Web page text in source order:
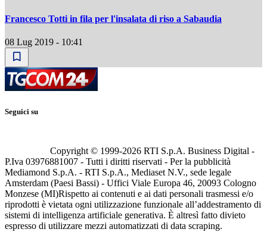
Francesco Totti in fila per l'insalata di riso a Sabaudia
08 Lug 2019 - 10:41
Seguici su
Copyright © 1999-2026 RTI S.p.A. Business Digital -
P.Iva 03976881007 - Tutti i diritti riservati - Per la pubblicità
Mediamond S.p.A. - RTI S.p.A., Mediaset N.V., sede legale
Amsterdam (Paesi Bassi) - Uffici Viale Europa 46, 20093 Cologno
Monzese (MI)Rispetto ai contenuti e ai dati personali trasmessi e/o
riprodotti è vietata ogni utilizzazione funzionale all’addestramento di
sistemi di intelligenza artificiale generativa. È altresì fatto divieto
espresso di utilizzare mezzi automatizzati di data scraping.